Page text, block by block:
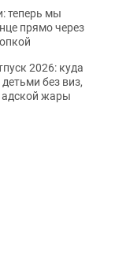
теперь мы
прямо через
2026: куда
без виз,
адской жары